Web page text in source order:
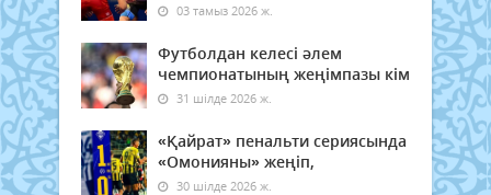
03 тамыз 2026 ж.
Футболдан келесі әлем
чемпионатының жеңімпазы кім
31 шілде 2026 ж.
«Қайрат» пенальти сериясында
«Омонияны» жеңіп,
30 шілде 2026 ж.